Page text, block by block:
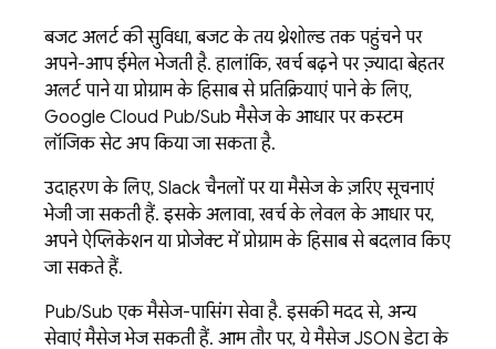
बजट अलर्ट की सुविधा, बजट के तय थ्रेशोल्ड तक पहुंचने पर
अपने-आप ईमेल भेजती है. हालांकि, खर्च बढ़ने पर ज़्यादा बेहतर
अलर्ट पाने या प्रोग्राम के हिसाब से प्रतिक्रियाएं पाने के लिए,
Google Cloud Pub/Sub मैसेज के आधार पर कस्टम
लॉजिक सेट अप किया जा सकता है.
उदाहरण के लिए, Slack चैनलों पर या मैसेज के ज़रिए सूचनाएं
भेजी जा सकती हैं. इसके अलावा, खर्च के लेवल के आधार पर,
अपने ऐप्लिकेशन या प्रोजेक्ट में प्रोग्राम के हिसाब से बदलाव किए
जा सकते हैं.
Pub/Sub एक मैसेज-पासिंग सेवा है. इसकी मदद से, अन्य
सेवाएं मैसेज भेज सकती हैं. आम तौर पर, ये मैसेज JSON डेटा के